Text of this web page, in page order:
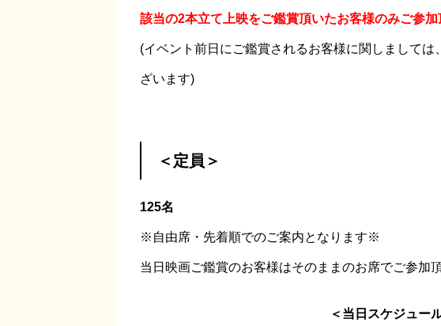
該当の2本立て上映をご鑑賞頂いたお客様のみご参加
(イベント前日にご鑑賞されるお客様に関しまして
ざいます)
＜定員＞
125名
※自由席・先着順でのご案内となります※
当日映画ご鑑賞のお客様はそのままのお席でご参加
＜当日スケジュー